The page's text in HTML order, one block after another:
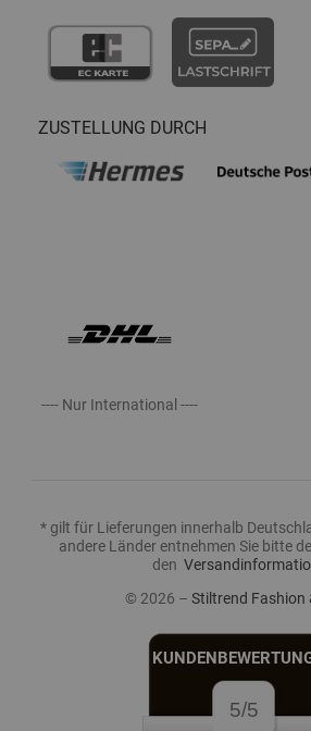
ZUSTELLUNG DURCH
---- Nur International ----
* gilt für Lieferungen innerhalb
andere Länder entnehmen Sie bitte
den
© 2026 – Stiltrend Fashion
5/5